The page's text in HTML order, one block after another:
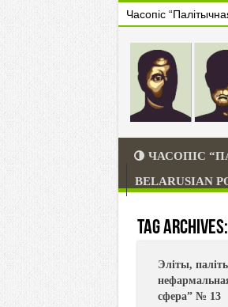
Часопіс
ЧАСОПІС
BELARUSIAN
Tag Archives:
Эліты,
сфера” № 13